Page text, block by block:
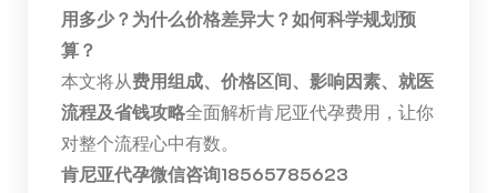
用多少？为什么价格差异大？如何科学规划预
算？
本文将从费用组成、价格区间、影响因素、就医
流程及省钱攻略全面解析肯尼亚代孕费用，让你
对整个流程心中有数。
肯尼亚代孕微信咨询18565785623